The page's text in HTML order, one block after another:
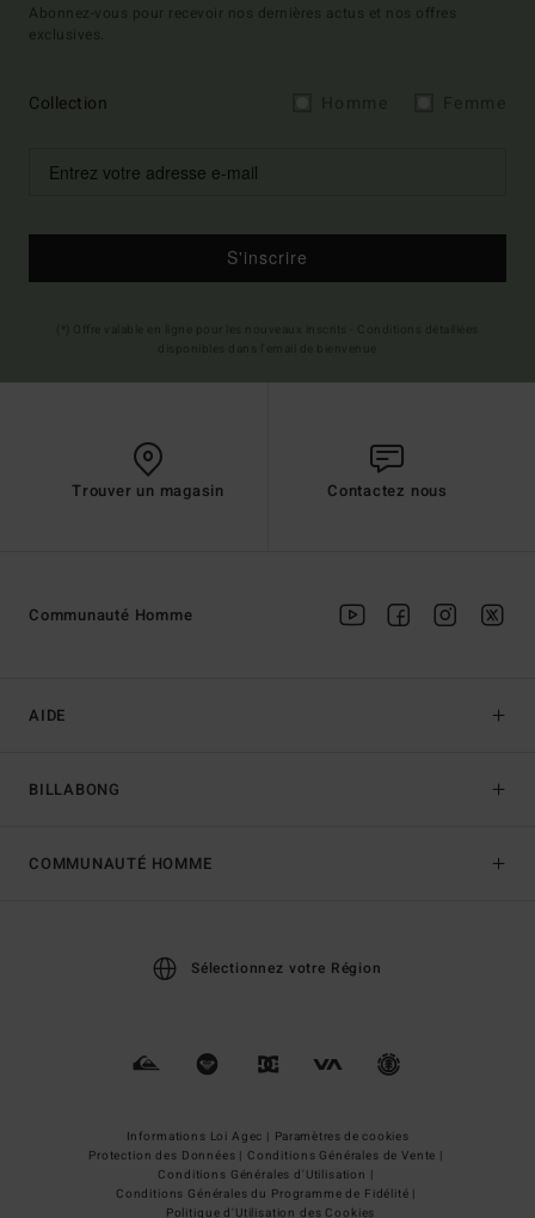
Abonnez-vous pour recevoir nos dernières actus et nos offres
exclusives.
Collection
S'inscrire
Trouver un magasin Contactez nous
AIDE
BILLABONG
Communauté Homme
COMMUNAUTÉ HOMME
Sélectionnez votre Région
Informations Loi Agec | Paramètres de cookies
Protection des Données | Conditions Générales de Vente |
Conditions Générales d'Utilisation |
Conditions Générales du Programme de Fidélité |
Politique d'Utilisation des Cookies